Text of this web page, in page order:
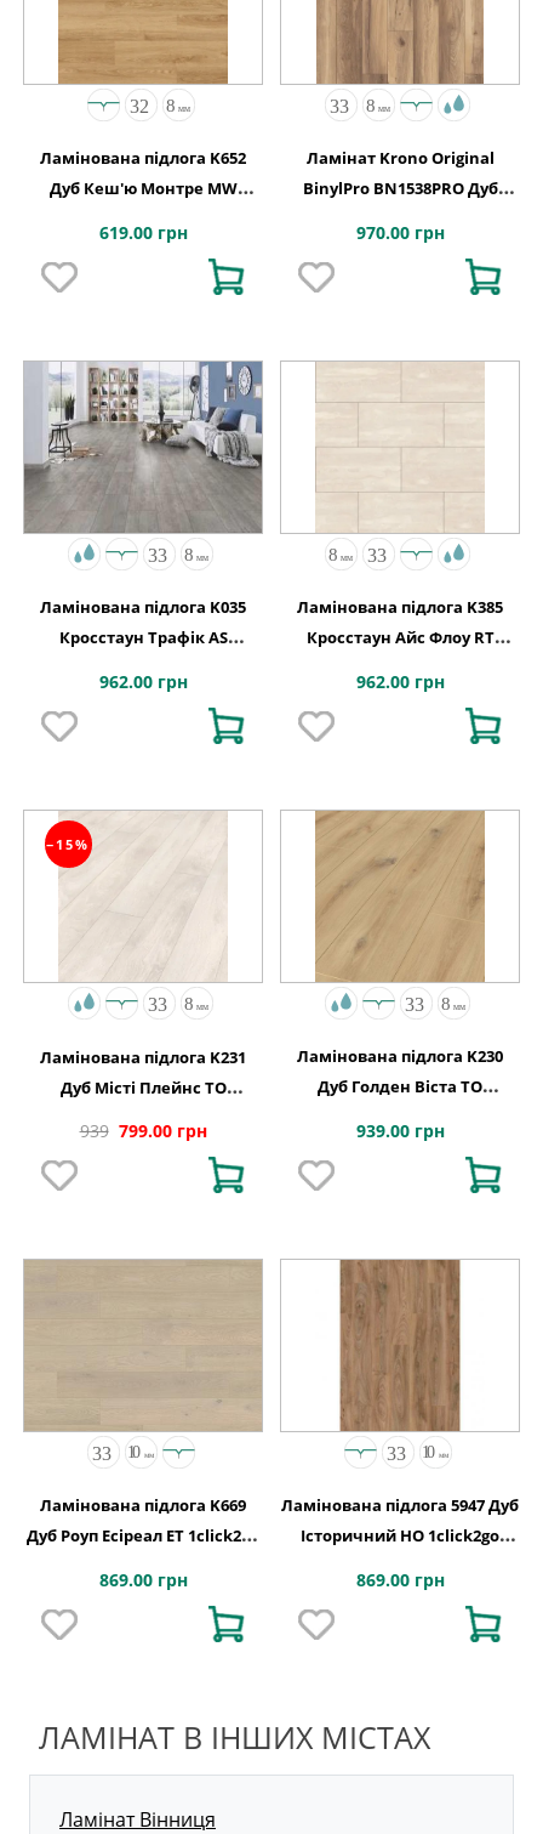
Ламінована підлога K652
Дуб Кеш'ю Монтре MW
1288x195x8
619.00 грн
Ламінат Krono Original
BinylPro BN1538PRO Дуб
970.00 грн
Ламінована підлога K035
Кросстаун Трафік AS
962.00 грн
Ламінована підлога K385
Кросстаун Aйс Флоу RT
962.00 грн
−15%
Ламінована підлога K231
Дуб Місті Плейнс TO
939 799.00 грн
Ламінована підлога K230
Дуб Голден Віста TO
939.00 грн
Ламінована підлога K669
Дуб Роуп Есіреал ET 1click2go
869.00 грн
Ламінована підлога 5947 Дуб
Історичний HO 1click2go
869.00 грн
ЛАМІНАТ В ІНШИХ МІСТАХ
Ламінат Вінниця